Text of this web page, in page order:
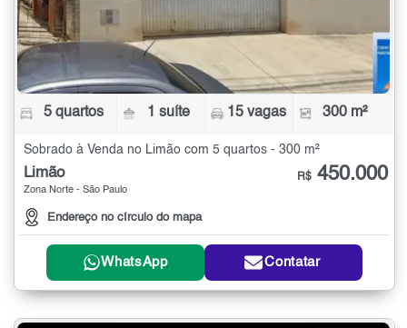
5 quartos 1 suíte 15 vagas 300 m²
Sobrado à Venda no Limão com 5 quartos - 300 m²
Limão
Zona Norte - São Paulo
Endereço no círculo do mapa
R$ 450.000
WhatsApp Contatar